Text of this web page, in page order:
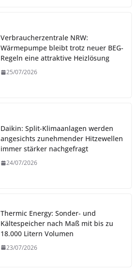
Verbraucherzentrale NRW:
Wärmepumpe bleibt trotz neuer BEG-
Regeln eine attraktive Heizlösung
25/07/2026
Daikin: Split-Klimaanlagen werden
angesichts zunehmender Hitzewellen
immer stärker nachgefragt
24/07/2026
Thermic Energy: Sonder- und
Kältespeicher nach Maß mit bis zu
18.000 Litern Volumen
23/07/2026